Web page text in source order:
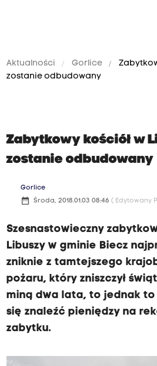
Aktualności Gorlice
zostanie odbudowany
Zabytkowy kościół w
zostanie odbudowany
Gorlice
date_range Środa, 2018.01.03 08:46 ( Edytowany
Szesnastowieczny
Libuszy w gminie Biecz
zniknie z tamtejszego
pożaru, który zniszczył
miną dwa lata, to jednak to
się znaleźć pieniędzy na
zabytku.